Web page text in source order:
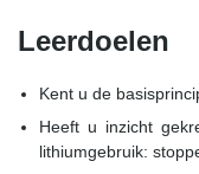
Leerdoelen
Kent u de
Heeft u inzicht
lithiumgebruik: